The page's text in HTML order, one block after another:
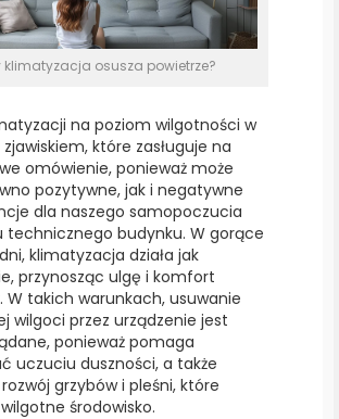
klimatyzacja osusza powietrze?
na poziom wilgotności w
które zasługuje na
omówienie, ponieważ może
pozytywne, jak i negatywne
dla naszego samopoczucia
technicznego budynku. W gorące
klimatyzacja działa jak
przynosząc ulgę i komfort
W takich warunkach, usuwanie
wilgoci przez urządzenie jest
ponieważ pomaga
uczuciu duszności, a także
grzybów i pleśni, które
środowisko.